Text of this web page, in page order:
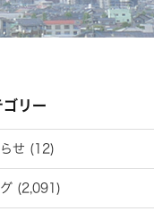
ゴリー
せ (12)
グ (2,091)